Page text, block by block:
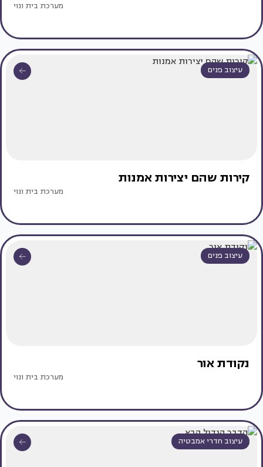
מערכת בית ונוי
עיצוב פנים
קירות שהם יצירות אמנות
מערכת בית ונוי
עיצוב פנים
נקודת אור
מערכת בית ונוי
עיצוב חדרי אמבטיה